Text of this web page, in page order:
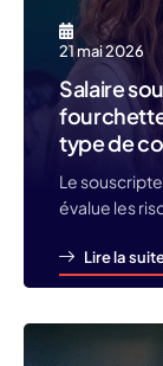
21 mai 2026
Salaire
type de
Le
évalue les
Lire la